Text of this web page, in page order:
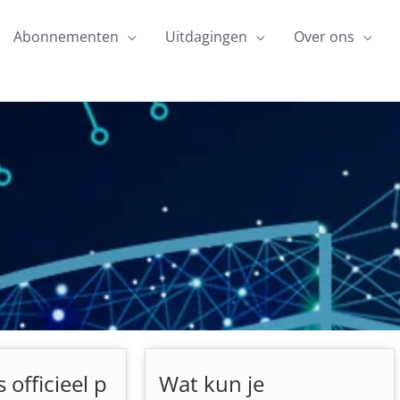
Abonnementen Uitdagingen Over ons
officieel p
Wat kun je